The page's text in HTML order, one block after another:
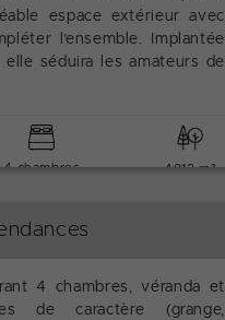
espace extérieur avec
l’ensemble. Implantée
séduira les amateurs de
4 chambres 4912 m²
4 chambres, véranda et
de caractère (grange,